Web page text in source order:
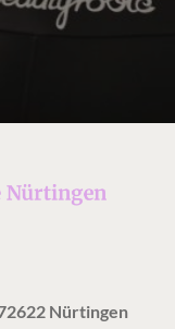
Nürtingen